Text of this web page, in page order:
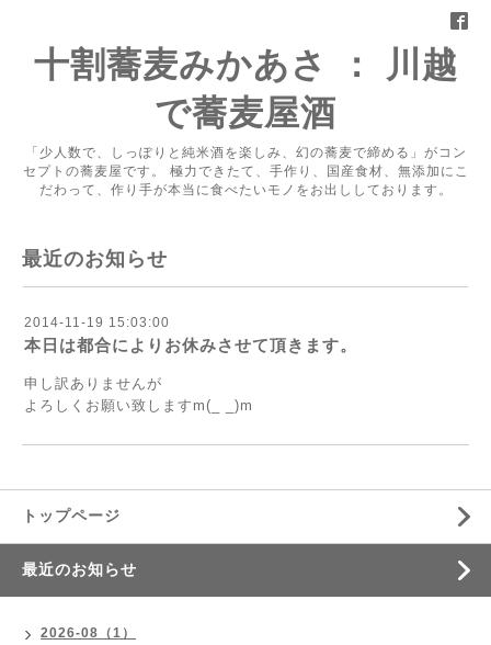
十割蕎麦みかあさ ： 川越
で蕎麦屋酒
「少人数で、しっぽりと純米酒を楽しみ、幻の蕎麦で締める」がコン
セプトの蕎麦屋です。 極力できたて、手作り、国産食材、無添加にこ
だわって、作り手が本当に食べたいモノをお出ししております。
最近のお知らせ
2014-11-19 15:03:00
本日は都合によりお休みさせて頂きます。
申し訳ありませんが
よろしくお願い致しますm(_ _)m
トップページ
最近のお知らせ
2026-08（1）